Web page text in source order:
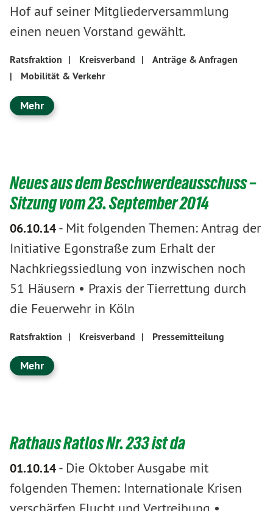
Hof auf seiner Mitgliederversammlung
einen neuen Vorstand gewählt.
Ratsfraktion | Kreisverband |
Anträge & Anfragen
|
Mobilität & Verkehr
Mehr
Neues aus dem Beschwerdeausschuss –
Sitzung vom 23. September 2014
06.10.14- Mit folgenden Themen: Antrag der
Initiative Egonstraße zum Erhalt der
Nachkriegssiedlung von inzwischen noch
51 Häusern • Praxis der Tierrettung durch
die Feuerwehr in Köln
Ratsfraktion | Kreisverband | Pressemitteilung
Mehr
Rathaus Ratlos Nr. 233 ist da
01.10.14- Die Oktober Ausgabe mit
folgenden Themen: Internationale Krisen